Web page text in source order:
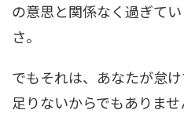
の意思と関係なく過ぎて
さ。
でもそれは、あなたが怠
足りないからでもありませ